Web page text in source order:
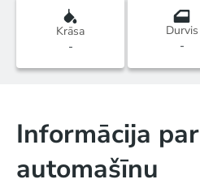
Krāsa
-
Durvis
-
Informācija par
automašīnu